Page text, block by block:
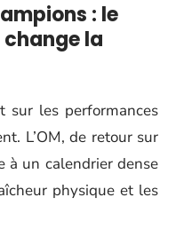
: le
la
sur les performances
L’OM, de retour sur
à un calendrier dense
physique et les